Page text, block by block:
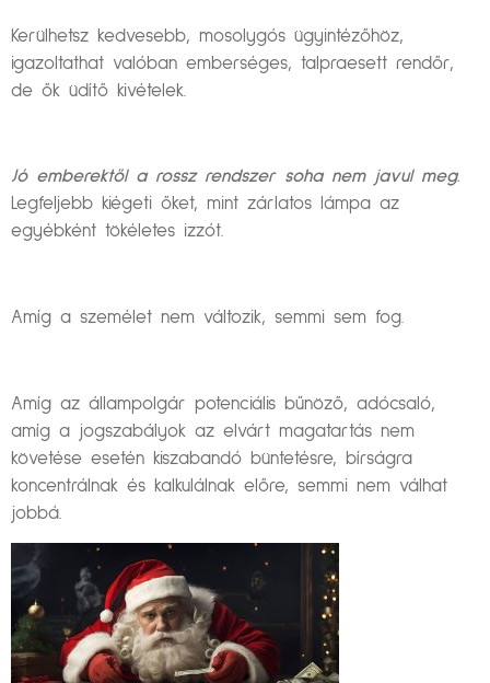
Kerülhetsz kedvesebb, mosolygós ügyintézőhöz,
igazoltathat valóban emberséges, talpraesett rendőr,
de ők üdítő kivételek.
Jó emberektől a rossz rendszer soha nem javul meg.
Legfeljebb kiégeti őket, mint zárlatos lámpa az
egyébként tökéletes izzót.
Amíg a személet nem változik, semmi sem fog.
Amíg az állampolgár potenciális bűnöző, adócsaló,
amíg a jogszabályok az elvárt magatartás nem
követése esetén kiszabandó büntetésre, bírságra
koncentrálnak és kalkulálnak előre, semmi nem válhat
jobbá.